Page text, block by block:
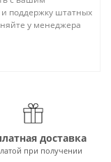
поддержку штатных
у менеджера
доставка
при получении